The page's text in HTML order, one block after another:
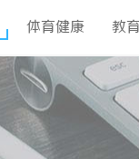
体育健康 教